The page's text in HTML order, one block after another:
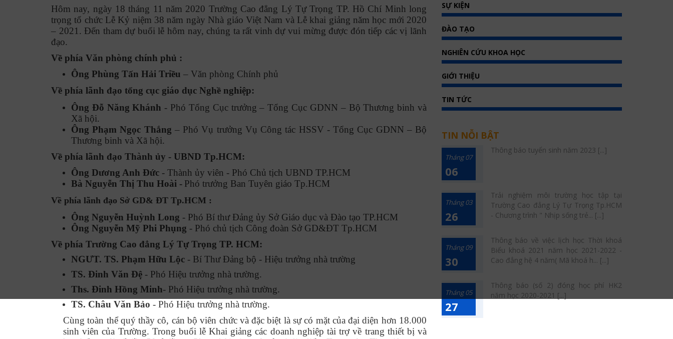
Hôm nay, ngày 18 tháng 11 năm 2020 Trường Cao đẳng Lý Tự Trọng TP. Hồ Chí Minh long
trọng tổ chức Lễ Kỷ niệm 38 năm ngày Nhà giáo Việt Nam và Lễ khai giảng năm học mới 2020
– 2021. Đến tham dự buổi lễ hôm nay, chúng ta rất vinh dự vui mừng được đón tiếp các vị lãnh
đạo.
Về phía Văn phòng chính phủ :
Ông Phùng Tấn Hải Triều – Văn phòng Chính phủ
Về phía lãnh đạo tổng cục giáo dục Nghề nghiệp:
Ông Đỗ Năng Khánh - Phó Tổng Cục trưởng – Tổng Cục GDNN – Bộ Thương binh và
Xã hội.
Ông Phạm Ngọc Thắng – Phó Vụ trưởng Vụ Công tác HSSV - Tổng Cục GDNN – Bộ
Thương binh và Xã hội.
Về phía lãnh đạo Thành ủy - UBND Tp.HCM:
Ông Dương Anh Đức - Thành ủy viên - Phó Chủ tịch UBND TP.HCM
Bà Nguyễn Thị Thu Hoài - Phó trưởng Ban Tuyên giáo Tp.HCM
Về phía lãnh đạo Sở GD& ĐT Tp.HCM :
Ông Nguyễn Huỳnh Long - Phó Bí thư Đảng ủy Sở Giáo dục và Đào tạo TP.HCM
Ông Nguyễn Mỹ Phi Phụng - Phó chủ tịch Công đoàn Sở GD&ĐT Tp.HCM
Về phía Trường Cao đẳng Lý Tự Trọng TP. HCM:
NGƯT. TS. Phạm Hữu Lộc - Bí Thư Đảng bộ - Hiệu trưởng nhà trường
TS. Đinh Văn Đệ - Phó Hiệu trưởng nhà trường.
Ths. Đinh Hồng Minh- Phó Hiệu trưởng nhà trường.
TS. Châu Văn Bảo - Phó Hiệu trưởng nhà trường.
Cùng toàn thể quý thầy cô, cán bộ viên chức và đặc biệt là sự có mặt của đại diện hơn 18.000
sinh viên của Trường. Trong buổi lễ Khai giảng các doanh nghiệp tài trợ về trang thiết bị và
SỰ KIỆN
ĐÀO TẠO
NGHIÊN CỨU KHOA HỌC
GIỚI THIỆU
TIN TỨC
TIN NỖI BẬT
Tháng 07
06
Thông báo tuyển sinh năm 2023 [...]
Tháng 03
26
Trải nghiệm môi trường học tập tại
Trường Cao đẳng Lý Tự Trọng Tp.HCM
- Chương trình " Nhịp sống trẻ... [...]
Tháng 09
30
Thông báo về việc lịch học Thời khoá
Biểu khoá 2021 năm học 2021-2022 -
Cao đẳng hệ 4 năm( Mã khoá h... [...]
Tháng 05
27
Thông báo (số 2) đóng học phí HK2
năm học 2020-2021 [...]